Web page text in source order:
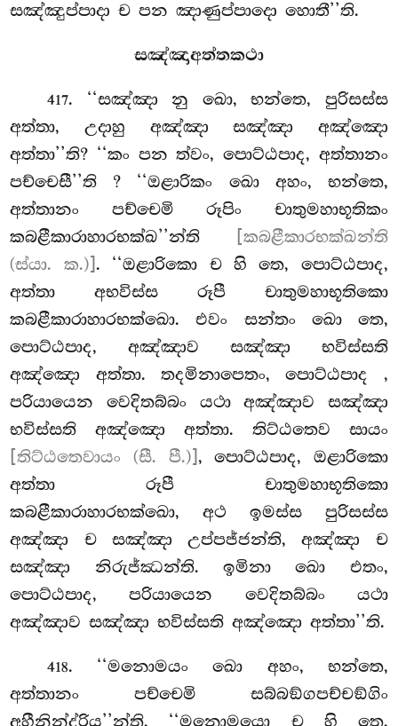
සඤ්ඤුප්පාදා ච පන ඤාණුප්පාදො හොතී’’ති.
සඤ්ඤාඅත්තකථා
417. ‘‘සඤ්ඤා නු ඛො, භන්තෙ, පුරිසස්ස
අත්තා, උදාහු අඤ්ඤා සඤ්ඤා අඤ්ඤො
අත්තා’’ති? ‘‘කං පන ත්වං, පොට්ඨපාද, අත්තානං
පච්චෙසී’’ති ? ‘‘ඔළාරිකං ඛො අහං, භන්තෙ,
අත්තානං පච්චෙමි රූපිං චාතුමහාභූතිකං
කබළීකාරාහාරභක්ඛ’’න්ති
[කබළීකාරභක්ඛන්ති
(ස්යා. ක.)] . ‘‘ඔළාරිකො ච හි තෙ, පොට්ඨපාද,
අත්තා අභවිස්ස රූපී චාතුමහාභූතිකො
කබළීකාරාහාරභක්ඛො. එවං සන්තං ඛො තෙ,
පොට්ඨපාද, අඤ්ඤාව සඤ්ඤා භවිස්සති
අඤ්ඤො අත්තා. තදමිනාපෙතං, පොට්ඨපාද ,
පරියායෙන වෙදිතබ්බං යථා අඤ්ඤාව සඤ්ඤා
භවිස්සති අඤ්ඤො අත්තා. තිට්ඨතෙව සායං
[තිට්ඨතෙවායං (සී. පී.)] , පොට්ඨපාද, ඔළාරිකො
අත්තා රූපී චාතුමහාභූතිකො
කබළීකාරාහාරභක්ඛො, අථ ඉමස්ස පුරිසස්ස
අඤ්ඤා ච සඤ්ඤා උප්පජ්ජන්ති, අඤ්ඤා ච
සඤ්ඤා නිරුජ්ඣන්ති. ඉමිනා ඛො එතං,
පොට්ඨපාද, පරියායෙන වෙදිතබ්බං යථා
අඤ්ඤාව සඤ්ඤා භවිස්සති අඤ්ඤො අත්තා’’ති.
418. ‘‘මනොමයං ඛො අහං, භන්තෙ,
අත්තානං පච්චෙමි සබ්බඞ්ගපච්චඞ්ගිං
අහීනින්ද්රිය’’න්ති. ‘‘මනොමයො ච හි තෙ,